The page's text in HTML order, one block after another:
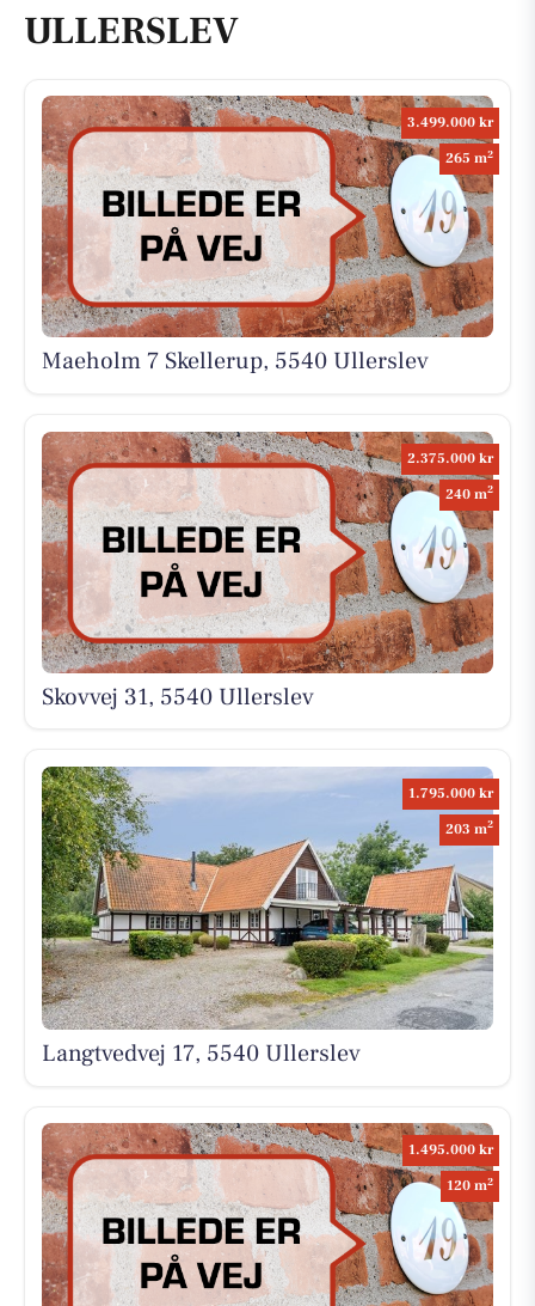
ULLERSLEV
3.499.000 kr
265 m2
Maeholm 7 Skellerup, 5540 Ullerslev
2.375.000 kr
240 m2
Skovvej 31, 5540 Ullerslev
1.795.000 kr
203 m2
Langtvedvej 17, 5540 Ullerslev
1.495.000 kr
120 m2